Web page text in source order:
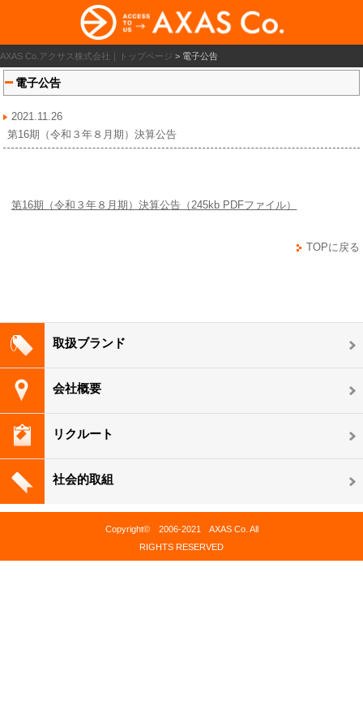
取扱ブランド
会社概要
リクルート
社会的取組
AXAS Co.アクサス株式会社｜トップページ > 電子公告
電子公告
2021.11.26
第16期（令和３年８月期）決算公告
第16期（令和３年８月期）決算公告（245kb PDFファイル）
TOPに戻る
Copyright© 2006-2021 AXAS Co. All
RIGHTS RESERVED